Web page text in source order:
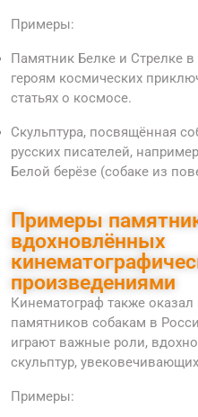
Примеры:
Памятник Белке и Стрелке
героям космических
статьях о космосе.
Скульптура, посвящённая
русских писателей,
Белой берёзе (собаке из
Примеры
вдохновлённых
произведениями
Кинематограф также
памятников собакам в
играют важные роли,
скульптур,
Примеры: